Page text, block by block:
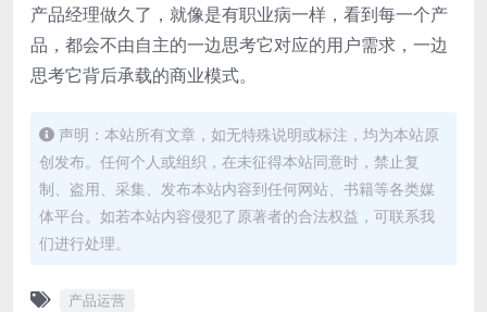
产品经理做久了，就像是有职业病一样，看到每一个产
品，都会不由自主的一边思考它对应的用户需求，一边
思考它背后承载的商业模式。
声明：本站所有文章，如无特殊说明或标注，均为本站原
创发布。任何个人或组织，在未征得本站同意时，禁止复
制、盗用、采集、发布本站内容到任何网站、书籍等各类媒
体平台。如若本站内容侵犯了原著者的合法权益，可联系我
们进行处理。
产品运营